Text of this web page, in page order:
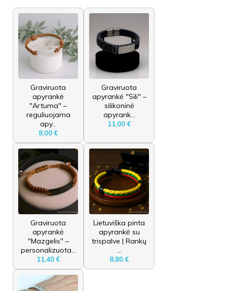
Graviruota
apyrankė
"Artuma" –
reguliuojama
apy...
8,00 €
Graviruota
apyrankė "Sili" –
silikoninė
apyrank...
11,00 €
Graviruota
apyrankė
"Mazgelis" –
personalizuota...
11,40 €
Lietuviška pinta
apyrankė su
trispalve | Rankų
...
8,80 €